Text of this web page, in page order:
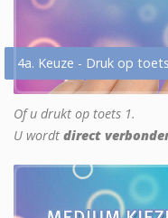
4a. Keuze - Druk op
Of u drukt op toets 1.
U wordt direct